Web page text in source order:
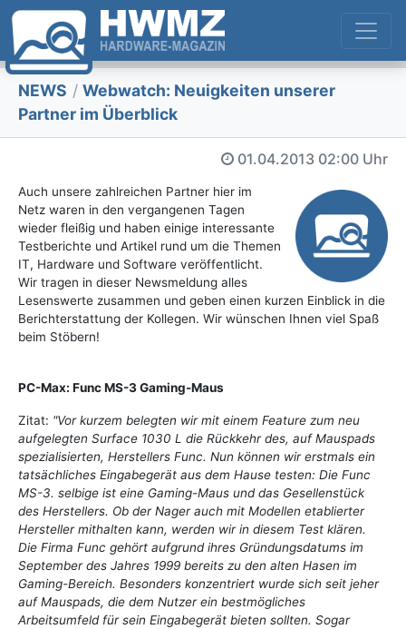
NEWS / Webwatch: Neuigkeiten unserer
Partner im Überblick
01.04.2013 02:00 Uhr
Auch unsere zahlreichen Partner hier im
Netz waren in den vergangenen Tagen
wieder fleißig und haben einige interessante
Testberichte und Artikel rund um die Themen
IT, Hardware und Software veröffentlicht.
Wir tragen in dieser Newsmeldung alles
Lesenswerte zusammen und geben einen kurzen Einblick in die
Berichterstattung der Kollegen. Wir wünschen Ihnen viel Spaß
beim Stöbern!
PC-Max: Func MS-3 Gaming-Maus
Zitat: "Vor kurzem belegten wir mit einem Feature zum neu
aufgelegten Surface 1030 L die Rückkehr des, auf Mauspads
spezialisierten, Herstellers Func. Nun können wir erstmals ein
tatsächliches Eingabegerät aus dem Hause testen: Die Func
MS-3. selbige ist eine Gaming-Maus und das Gesellenstück
des Herstellers. Ob der Nager auch mit Modellen etablierter
Hersteller mithalten kann, werden wir in diesem Test klären.
Die Firma Func gehört aufgrund ihres Gründungsdatums im
September des Jahres 1999 bereits zu den alten Hasen im
Gaming-Bereich. Besonders konzentriert wurde sich seit jeher
auf Mauspads, die dem Nutzer ein bestmögliches
Arbeitsumfeld für sein Eingabegerät bieten sollten. Sogar